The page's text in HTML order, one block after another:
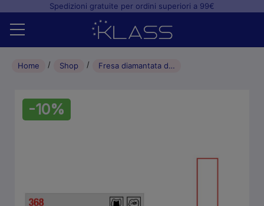
Spedizioni gratuite per ordini superiori a 99€
Home
Studio odontoiatrico
Home Shop Fresa diamantata di preparazione Football FG 023 (5PZ)
-10%